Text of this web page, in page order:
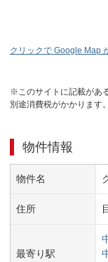
クリックで Google Map
※このサイトに記載があ
別途消費税がかかります。
物件情報
物件名
住所
最寄り駅